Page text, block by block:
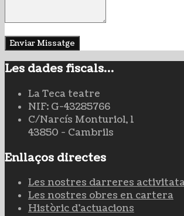
Les dades fiscals…
La Teca teatre
NIF: G-43285766
C/Narcís Monturiol, 1
43850 - Cambrils
Enllaços directes
Les nostres darreres
Les nostres obres en cartera
Històric d'actuacions